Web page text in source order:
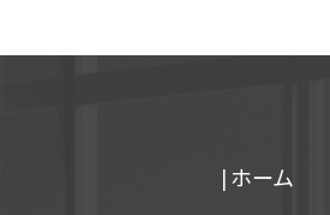
|ホーム